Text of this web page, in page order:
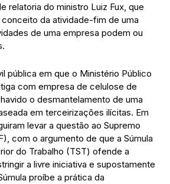
relatoria do ministro Luiz Fux, que
da atividade-fim de uma
de uma empresa podem ou
pública em que o Ministério Público
com empresa de celulose de
o desmantelamento de uma
em terceirizações ilícitas. Em
levar a questão ao Supremo
com o argumento de que a Súmula
do Trabalho (TST) ofende a
a livre iniciativa e supostamente
proíbe a prática da